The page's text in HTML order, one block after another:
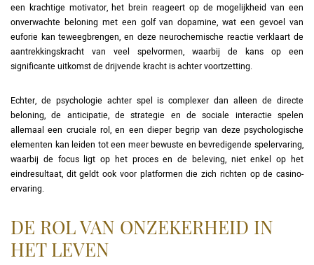
een krachtige motivator, het brein reageert op de mogelijkheid van een
onverwachte beloning met een golf van dopamine, wat een gevoel van
euforie kan teweegbrengen, en deze neurochemische reactie verklaart de
aantrekkingskracht van veel spelvormen, waarbij de kans op een
significante uitkomst de drijvende kracht is achter voortzetting.
Echter, de psychologie achter spel is complexer dan alleen de directe
beloning, de anticipatie, de strategie en de sociale interactie spelen
allemaal een cruciale rol, en een dieper begrip van deze psychologische
elementen kan leiden tot een meer bewuste en bevredigende spelervaring,
waarbij de focus ligt op het proces en de beleving, niet enkel op het
eindresultaat, dit geldt ook voor platformen die zich richten op de casino-
ervaring.
DE ROL VAN ONZEKERHEID IN
HET LEVEN